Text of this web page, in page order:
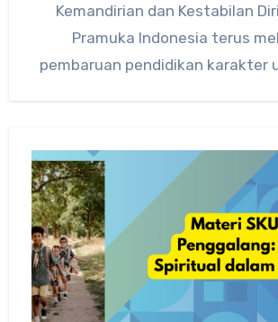
Kemandirian dan Kestabilan
Pramuka Indonesia terus
pembaruan pendidikan karakter